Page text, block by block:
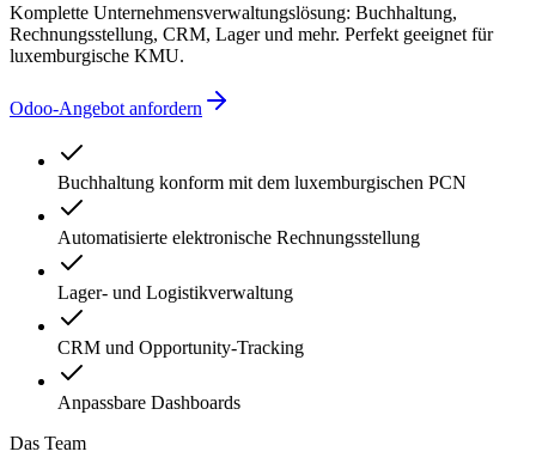
Komplette Unternehmensverwaltungslösung: Buchhaltung,
Rechnungsstellung, CRM, Lager und mehr. Perfekt geeignet für
luxemburgische KMU.
Odoo-Angebot anfordern
Buchhaltung konform mit dem luxemburgischen PCN
Automatisierte elektronische Rechnungsstellung
Lager- und Logistikverwaltung
CRM und Opportunity-Tracking
Anpassbare Dashboards
Das Team